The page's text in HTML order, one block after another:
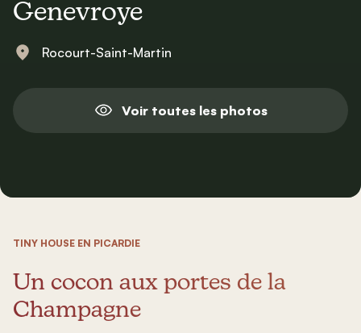
Genevroye
Rocourt-Saint-Martin
Voir toutes les photos
TINY HOUSE EN PICARDIE
Un cocon aux portes de la
Champagne